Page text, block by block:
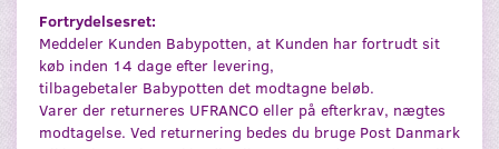
Fortrydelsesret:
Meddeler Kunden Babypotten, at Kunden har fortrudt sit
køb inden 14 dage efter levering,
tilbagebetaler Babypotten det modtagne beløb.
Varer der returneres UFRANCO eller på efterkrav, nægtes
modtagelse. Ved returnering bedes du bruge Post Danmark